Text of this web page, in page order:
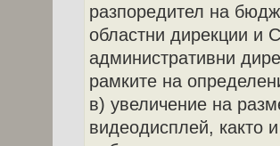
разпоредител на
областни дирекции и
административни
рамките на
в) увеличение на
видеодисплей, както